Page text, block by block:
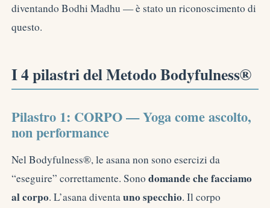
diventando Bodhi Madhu — è stato un riconoscimento di
questo.
I 4 pilastri del Metodo Bodyfulness®
Pilastro 1: CORPO — Yoga come ascolto,
non performance
Nel Bodyfulness®, le asana non sono esercizi da
“eseguire” correttamente. Sono domande che facciamo
al corpo. L’asana diventauno specchio. Il corpo